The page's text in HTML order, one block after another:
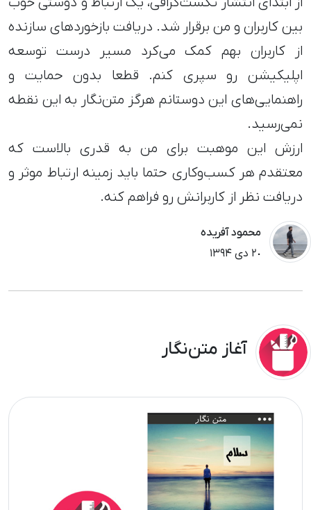
بین کاربران و من برقرار شد. دریافت بازخوردهای سازنده
از کاربران بهم کمک می‌کرد مسیر درست توسعه
اپلیکیشن رو سپری کنم. قطعا بدون حمایت و
راهنمایی‌های این دوستانم هرگز متن‌نگار به این نقطه
نمی‌رسید.
ارزش این موهبت برای من به قدری بالاست که
معتقدم هر کسب‌وکاری حتما باید زمینه ارتباط موثر و
دریافت نظر از کاربرانش رو فراهم کنه.
محمود آفریده
٢٠ دی ١٣٩۴
آغاز متن‌نگار